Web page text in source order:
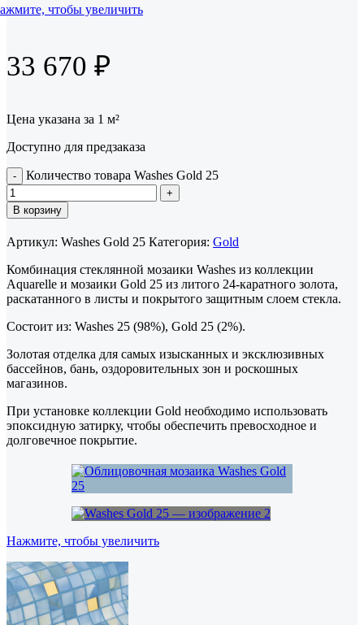
чтобы увеличить
33 670 ₽
Цена указана за 1 м²
Доступно для предзаказа
Количество товара Washes Gold 25
В корзину
Артикул: Washes Gold 25 Категория: Gold
Комбинация стеклянной мозаики Washes из коллекции
Aquarelle и мозаики Gold 25 из литого 24-каратного золота,
раскатанного в листы и покрытого защитным слоем стекла.
Состоит из: Washes 25 (98%), Gold 25 (2%).
Золотая отделка для самых изысканных и эксклюзивных
бассейнов, бань, оздоровительных зон и роскошных
магазинов.
При установке коллекции Gold необходимо использовать
эпоксидную затирку, чтобы обеспечить превосходное и
долговечное покрытие.
Нажмите, чтобы увеличить